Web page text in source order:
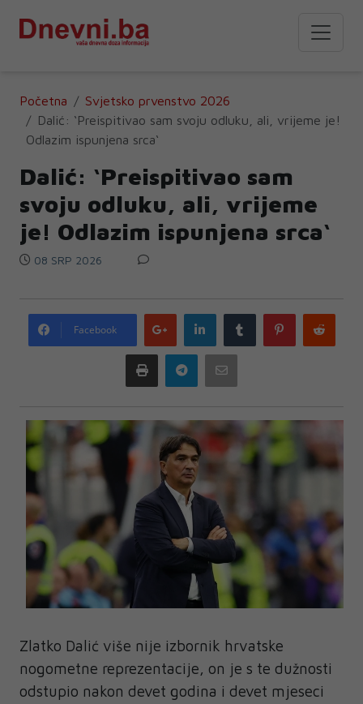
Početna
Svjetsko prvenstvo 2026
Dalić: ‘Preispitivao sam svoju odluku, ali, vrijeme je!
Odlazim ispunjena srca‘
Dalić: ‘Preispitivao sam
svoju odluku, ali, vrijeme
je! Odlazim ispunjena srca‘
08 SRP 2026
Facebook
Google
plus
LinkedIn Tumblr Pinterest
Print Telegram
Zlatko Dalić više nije izbornik hrvatske
nogometne reprezentacije, on je s te dužnosti
odstupio nakon devet godina i devet mjeseci